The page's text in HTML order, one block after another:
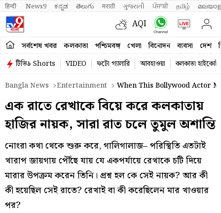
हिन्दी News9 ಕನ್ನಡ తెలుగు मराठी ગુજરાતી ਪੰਜਾਬੀ தமிழ்
AQI
সর্বশেষ খবর কলকাতা পশ্চিমবঙ্গ খেলা বিনোদন ব্যবসা দেশ
টিভি৯ Shorts VIDEO ফটো গ্যালারি আবহাওয়া
কলকাতা হাইকোর্ট
Bangla News
Entertainment When This Bollywood Actor
এক রাতে রেখাকে বিয়ে করে কলকাতায়
হাজির নায়ক, সারা রাত চলে তুমুল অশান্তি
নোংরা কথা থেকে শুরু করে, গালিগালাজ– পরিস্থিতি এতটাই
খারাপ জায়গায় পৌঁছে যায় যে একপর্যায়ে রেখাকে চটি দিয়ে
মারার উপক্রম করেন তিনি। প্রশ্ন হল কে সেই নায়ক? আর কী
কী হয়েছিল সেই রাতে? রেখাই বা কী করেছিলেন মার খাওয়ার
পর?